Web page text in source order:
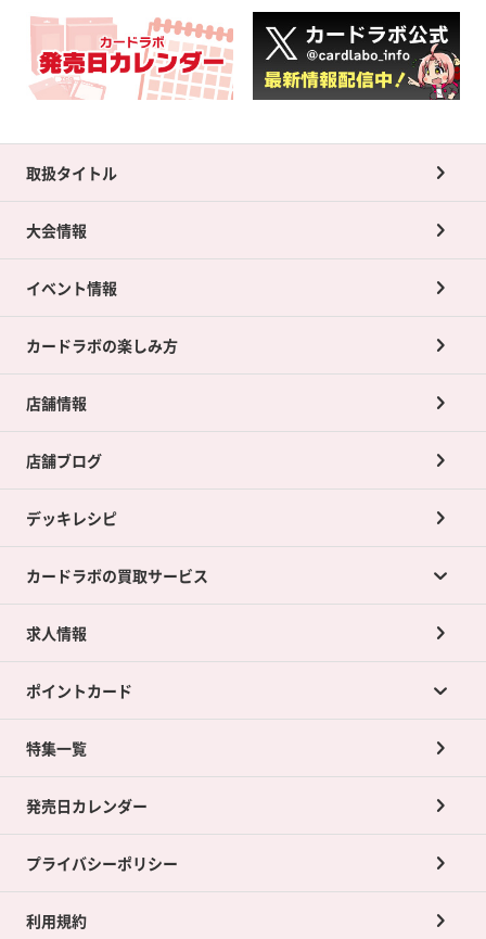
取扱タイトル
大会情報
イベント情報
カードラボの楽しみ方
店舗情報
店舗ブログ
デッキレシピ
カードラボの買取サービス
カードラボの買取サービスTOP
店舗買取について
ネット買取について
買取承諾書について
求人情報
ポイントカード
ポイントカードTOP
ポイント交換景品
特集一覧
発売日カレンダー
プライバシーポリシー
利用規約